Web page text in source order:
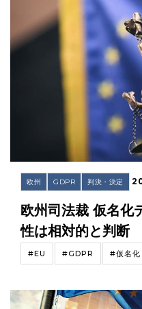
欧州 GDPR 判決・決定
欧州司法裁 仮名化
性は相対的と判断
#EU #GDPR #仮名化